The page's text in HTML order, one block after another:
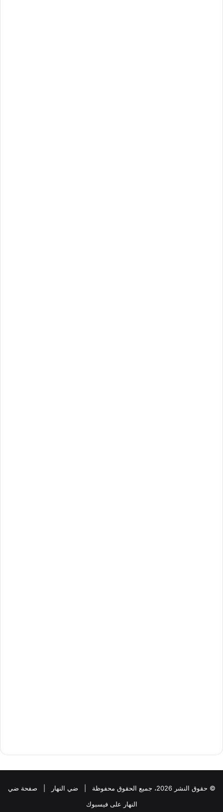
© حقوق النشر 2026، جميع الحقوق محفوظة | ضي النهار
صفحة ضي
النهار على فيسبوك